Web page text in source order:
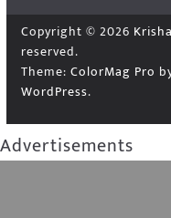
Copyright © 2026
reserved.
Theme: ColorMag Pro
WordPress.
Advertisements